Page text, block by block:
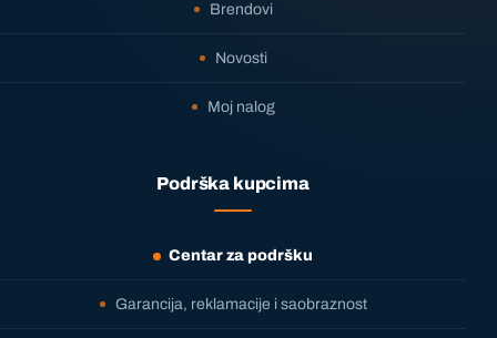
Brendovi
Novosti
Moj nalog
Podrška kupcima
Centar za podršku
Garancija, reklamacije i saobraznost